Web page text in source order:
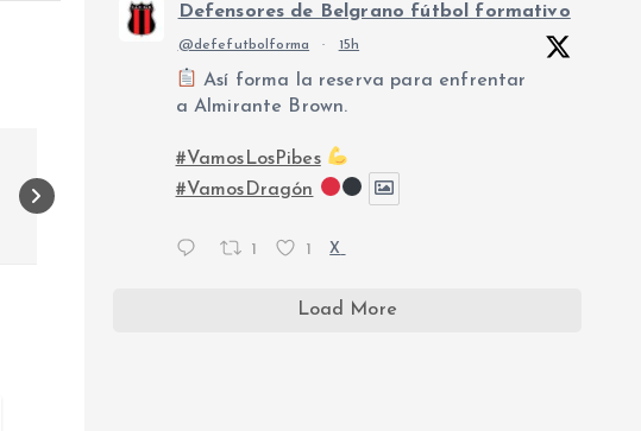
Defensores de Belgrano fútbol formativo
@defefutbolforma · 15h
Así forma la reserva para enfrentar
a Almirante Brown.
#VamosLosPibes
#VamosDragón
1 1 X
Load More